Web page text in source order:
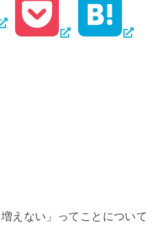
えない」ってことについて